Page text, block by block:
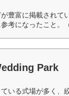
豊富に掲載されて
考になったこと。
Park
いる式場が多く、